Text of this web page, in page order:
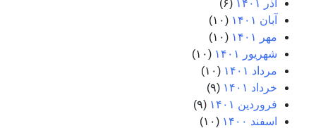
آذر ۱۴۰۱
(۶)
آبان ۱۴۰۱
(۱۰)
مهر ۱۴۰۱
(۱۰)
شهریور ۱۴۰۱
(۱۰)
مرداد ۱۴۰۱
(۱۰)
خرداد ۱۴۰۱
(۹)
فروردین ۱۴۰۱
(۹)
اسفند ۱۴۰۰
(۱۰)